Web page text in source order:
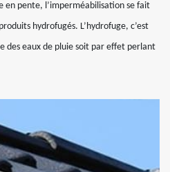
en pente, l’imperméabilisation se fait
hydrofugés. L’hydrofuge, c’est
des eaux de pluie soit par effet perlant